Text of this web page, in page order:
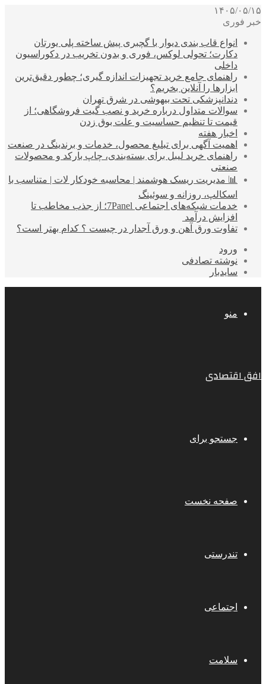
۱۴۰۵/۰۵/۱۵
خبر فوری
انواع قاب بندی دیوار با گچبری پیش ساخته پلی یورتان
دکارت؛ تحولی لوکس، فوری و بدون تخریب در دکوراسیون
داخلی
راهنمای جامع خرید تجهیزات اندازه گیری؛ چطور دقیق‌ترین
ابزارها را آنلاین بخریم؟
دندانپزشکی تحت بیهوشی در شرق تهران
سوالات متداول درباره خرید و نصب گیت فروشگاهی؛ از
قیمت تا تنظیم حساسیت و علت بوق زدن
اخبار هفته
اهمیت آگهی برای تبلیغ محصول، خدمات و برندینگ در صنعت
راهنمای خرید لیبل برای بسته‌بندی، چاپ بارکد و محصولات
صنعتی
📊 مدیریت ریسک هوشمند | محاسبه خودکار لات | متناسب با
اسکالپ، روزانه و سوئینگ
خدمات شبکه‌های اجتماعی 7Panel؛ از جذب مخاطب تا
افزایش درآمد
تفاوت ورق آهن و ورق آجدار در چیست ؟ کدام بهتر است؟
ورود
نوشته تصادفی
سایدبار
منو
افق اقتصادی
جستجو برای
صفحه نخست
تندرستی
اجتماعی
سلامت